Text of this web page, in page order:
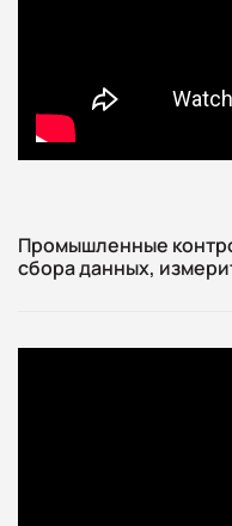
Промышленные
сбора данных,